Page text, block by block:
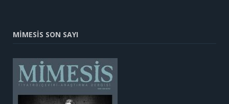
MİMESİS SON SAYI